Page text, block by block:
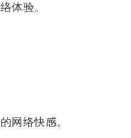
体验。
网络快感。